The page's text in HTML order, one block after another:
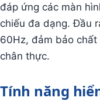
đáp ứng các màn
chiếu đa dạng. Đầu
60Hz, đảm bảo
chân thực.
Tính năng